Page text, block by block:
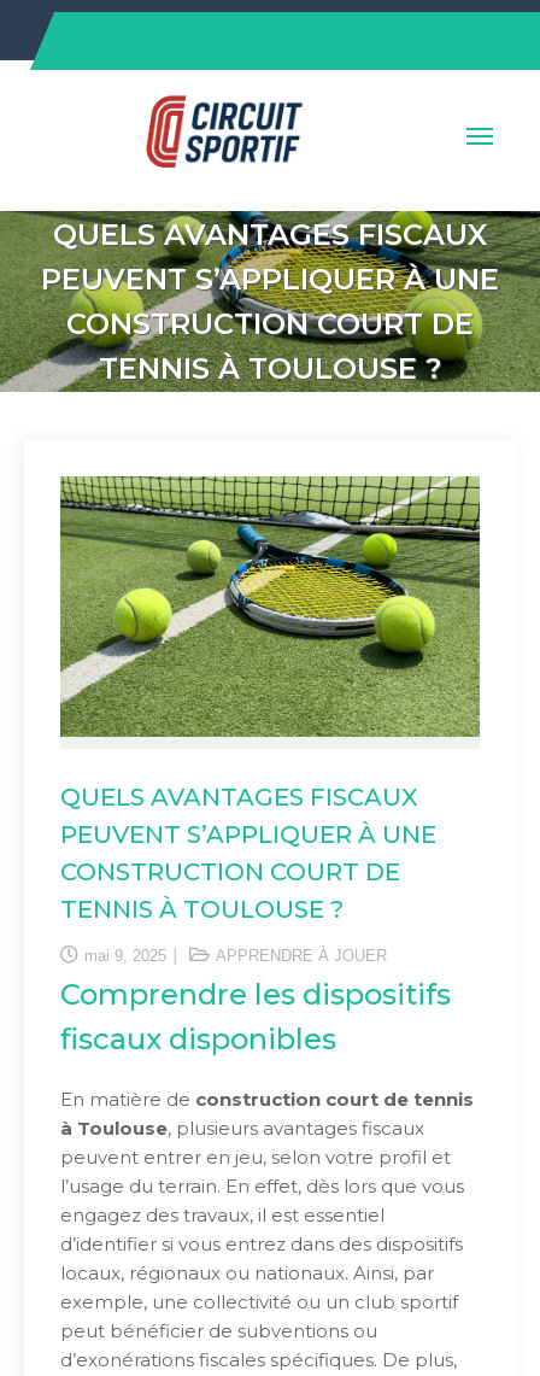
content
QUELS AVANTAGES FISCAUX
PEUVENT S’APPLIQUER À UNE
CONSTRUCTION COURT DE
TENNIS À TOULOUSE ?
QUELS AVANTAGES FISCAUX
PEUVENT S’APPLIQUER À UNE
CONSTRUCTION COURT DE
TENNIS À TOULOUSE ?
mai 9, 2025 APPRENDRE À JOUER
Comprendre les dispositifs
fiscaux disponibles
En matière de construction court de tennis
à Toulouse, plusieurs avantages fiscaux
peuvent entrer en jeu, selon votre profil et
l’usage du terrain. En effet, dès lors que vous
engagez des travaux, il est essentiel
d’identifier si vous entrez dans des dispositifs
locaux, régionaux ou nationaux. Ainsi, par
exemple, une collectivité ou un club sportif
peut bénéficier de subventions ou
d’exonérations fiscales spécifiques. De plus,